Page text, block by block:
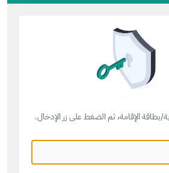
بطاقة الإقامة، ثم الضغط على زر الإدخال.